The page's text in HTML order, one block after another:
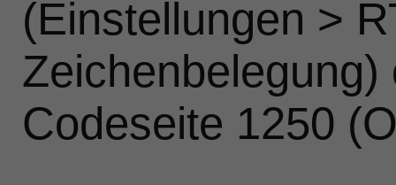
(Einstellungen >
Zeichenbelegung)
Codeseite 1250